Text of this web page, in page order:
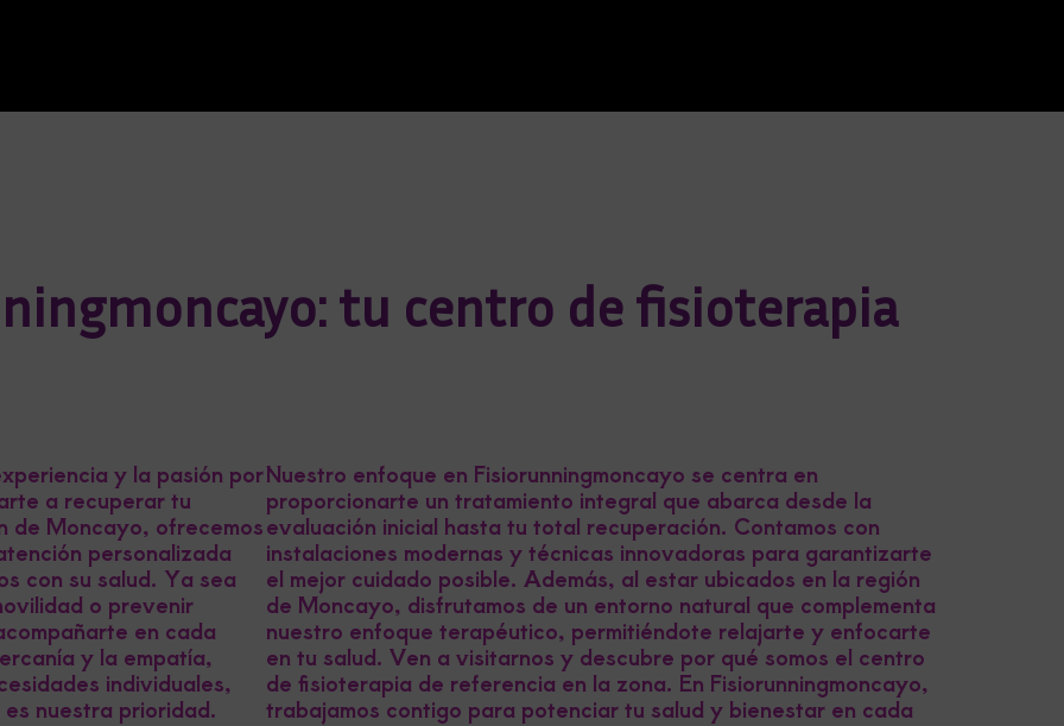
tu centro de fisioterapia
y la pasión por
a recuperar tu
de Moncayo, ofrecemos
personalizada
con su salud. Ya sea
o prevenir
en cada
y la empatía,
individuales,
nuestra prioridad.
Nuestro enfoque en Fisiorunningmoncayo se centra en
proporcionarte un tratamiento integral que abarca desde la
evaluación inicial hasta tu total recuperación. Contamos con
instalaciones modernas y técnicas innovadoras para garantizarte
el mejor cuidado posible. Además, al estar ubicados en la región
de Moncayo, disfrutamos de un entorno natural que complementa
nuestro enfoque terapéutico, permitiéndote relajarte y enfocarte
en tu salud. Ven a visitarnos y descubre por qué somos el centro
de fisioterapia de referencia en la zona. En Fisiorunningmoncayo,
trabajamos contigo para potenciar tu salud y bienestar en cada